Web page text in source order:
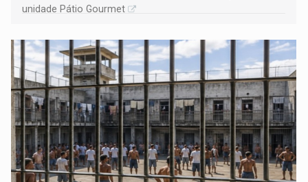
unidade Pátio Gourmet